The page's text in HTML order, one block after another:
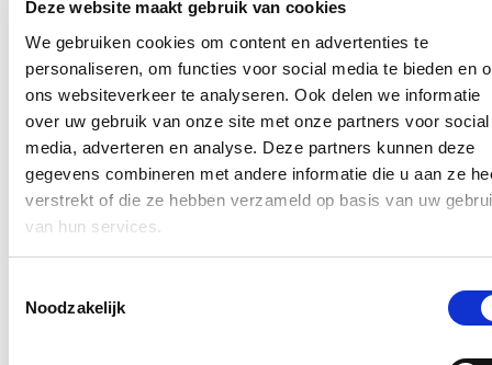
Deze website maakt gebruik van cookies
We gebruiken cookies om content en advertenties te
personaliseren, om functies voor social media te bieden en
ons websiteverkeer te analyseren. Ook delen we informatie
over uw gebruik van onze site met onze partners voor social
media, adverteren en analyse. Deze partners kunnen deze
gegevens combineren met andere informatie die u aan ze
verstrekt of die ze hebben verzameld op basis van uw
van hun services.
Noodzakelijk
thematiek die dicht bij de mensen staat en ook ruimte laat voor
speelsheid."
Het kunstenfestival zal plaatsvinden van zaterdag 1 juli tot en met
zondag 3 september.
te zien zullen zijn op het kunstenfestival." In maart wordt een
nieuwe open call gelanceerd om deel te nemen aan dit unieke
onderzoekstraject.
Blijf je graag op de hoogte?